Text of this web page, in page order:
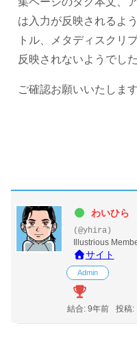
は入力が反映されるよ
トル、メタディスクリ
反映されないようでした
ご確認お願いいたします
わいひら
(@yhira)
Illustrious
サイト
Admin
結合: 9年前 投稿: